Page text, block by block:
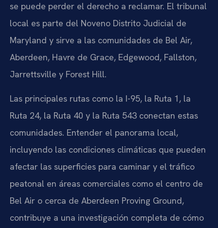
se puede perder el derecho a reclamar. El tribunal
local es parte del Noveno Distrito Judicial de
Maryland y sirve a las comunidades de Bel Air,
Aberdeen, Havre de Grace, Edgewood, Fallston,
Jarrettsville y Forest Hill.
Las principales rutas como la I-95, la Ruta 1, la
Ruta 24, la Ruta 40 y la Ruta 543 conectan estas
comunidades. Entender el panorama local,
incluyendo las condiciones climáticas que pueden
afectar las superficies para caminar y el tráfico
peatonal en áreas comerciales como el centro de
Bel Air o cerca de Aberdeen Proving Ground,
contribuye a una investigación completa de cómo